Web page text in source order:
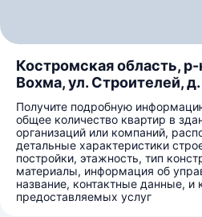
Костромская область,
Вохма, ул. Строителей,
Получите подробную
общее количество квартир в
организаций или компаний,
детальные характеристики
постройки, этажность, тип
материалы, информация об
название, контактные данные, и
предоставляемых услуг